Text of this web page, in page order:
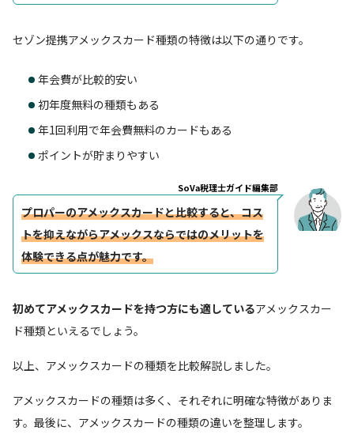
セゾン提携アメックスカード種類の特徴は以下の通りです。
年会費が比較的安い
初年度無料の種類もある
年1回利用で年会費無料のカードもある
ポイントが貯まりやすい
SoVa税理士ガイド編集部
プロパーのアメックスカードと比較すると、コス
トを抑えながらアメックスならではのメリットを
体験できる点が魅力です。
初めてアメックスカードを持つ方にも適しているアメックスカー
ド種類といえるでしょう。
以上、アメックスカードの種類を比較解説しました。
アメックスカードの種類は多く、それぞれに明確な特徴がありま
す。最後に、アメックスカードの種類の違いを整理します。